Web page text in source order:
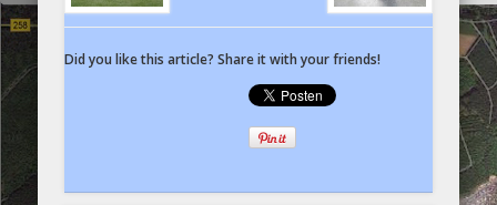
Did you like this article? Share it with your friends!